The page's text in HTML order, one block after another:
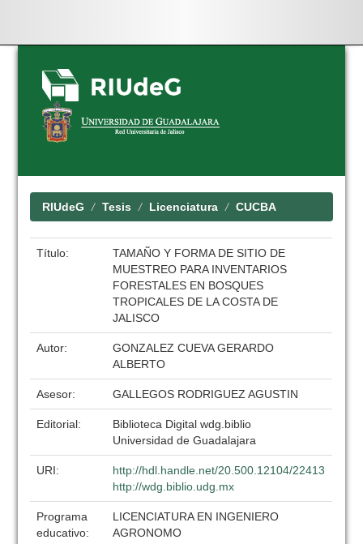
Skip
navigation
RIUdeG Tesis Licenciatura CUCBA
Título:
TAMAÑO Y FORMA DE SITIO DE
MUESTREO PARA INVENTARIOS
FORESTALES EN BOSQUES
TROPICALES DE LA COSTA DE
JALISCO
Autor:
GONZALEZ CUEVA GERARDO
ALBERTO
Asesor: GALLEGOS RODRIGUEZ AGUSTIN
Editorial:
Biblioteca Digital wdg.biblio
Universidad de Guadalajara
URI:
http://hdl.handle.net/20.500.12104/22413
http://wdg.biblio.udg.mx
Programa
educativo:
LICENCIATURA EN INGENIERO
AGRONOMO